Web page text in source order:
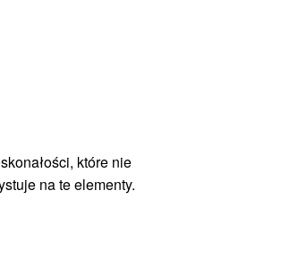
które nie
na te elementy.